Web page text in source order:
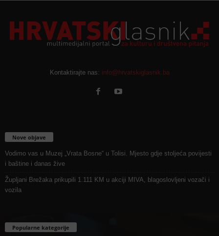
Kontaktirajte nas: info@hrvatskiglasnik.ba
Nove objave
Vodimo vas u Muzej „Vrata Bosne“ u Tolisi. Mjesto gdje stoljeća povijesti
i baštine i danas žive
Župljani Brežaka prikupili 1.111 KM u akciji MIVA, blagoslovljeni vozači i
vozila
Popularne kategorije